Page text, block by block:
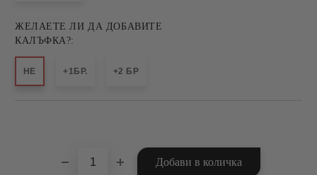
ЖЕЛАЕТЕ ЛИ ДА ДОБАВИТЕ
КАЛЪФКА?:
НЕ +1БР. +2 БР